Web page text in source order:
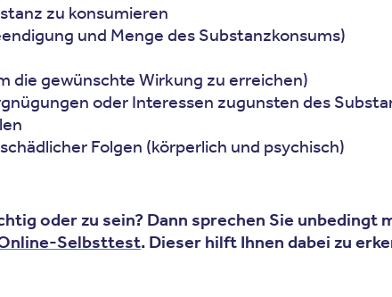
zu konsumieren
und Menge des Substanzkonsums)
die gewünschte Wirkung zu erreichen)
oder Interessen zugunsten des
Folgen (körperlich und psychisch)
oder zu sein? Dann sprechen Sie unbedingt
Selbsttest. Dieser hilft Ihnen dabei zu